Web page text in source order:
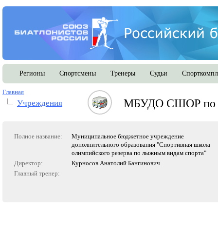
Регионы Спортсмены Тренеры Судьи
Главная
Учреждения МБУДО СШОР по
Полное название:
Муниципальное бюджетное учреждение
дополнительного образования "Спортивная школа
олимпийского резерва по лыжным видам спорта"
Директор:
Курносов Анатолий Бангинович
Главный тренер: